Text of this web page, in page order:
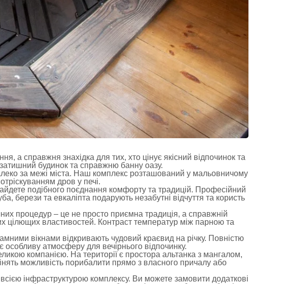
а справжня знахідка для тих, хто цінує якісний відпочинок та
будинок та справжню банну оазу.
за межі міста. Наш комплекс розташований у мальовничому
дров у печі.
подібного поєднання комфорту та традицій. Професійний
берези та евкаліпта подарують незабутні відчуття та користь
процедур – це не просто приємна традиція, а справжній
цілющих властивостей. Контраст температур між парною та
вікнами відкривають чудовий краєвид на річку. Повністю
атмосферу для вечірнього відпочинку.
компанією. На території є простора альтанка з мангалом,
можливість порибалити прямо з власного причалу або
інфраструктурою комплексу. Ви можете замовити додаткові